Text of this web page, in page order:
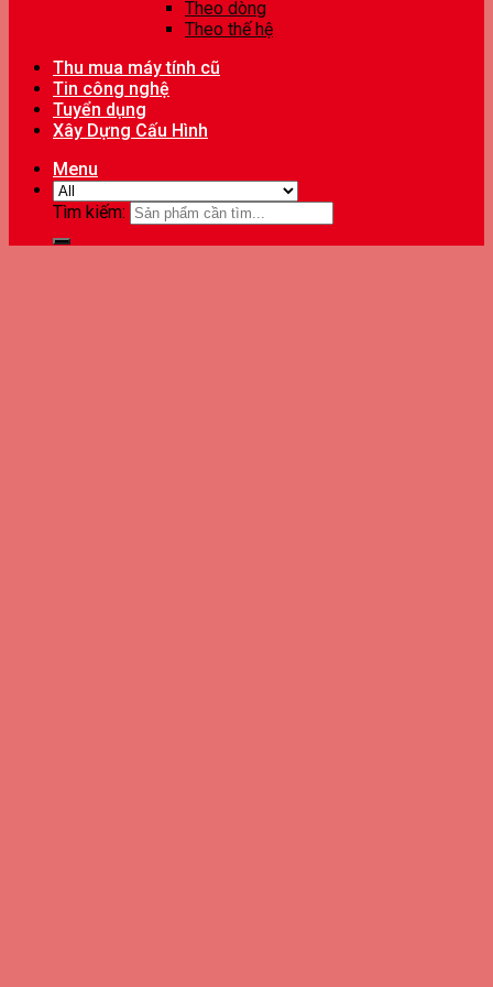
Theo dòng
Theo thế hệ
Thu mua máy tính cũ
Tin công nghệ
Tuyển dụng
Xây Dựng Cấu Hình
Menu
Tìm kiếm: